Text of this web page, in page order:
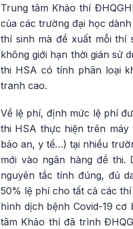
Trung tâm Khảo thí
của các trường đại học
thí sinh mà đề xuất mỗi thí
không giới hạn thời gián sử
thi HSA có tính phân loại
tranh cao.
Về lệ phí, định mức lệ phí
thi HSA thực hiện trên
bảo an, y tế…) tại nhiều
mới vào ngân hàng đề
nguyên tắc tính đúng, đủ
50% lệ phí cho tất cả các
hình dịch bệnh Covid-19
tâm Khảo thí đã trình